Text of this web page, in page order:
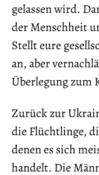
gelassen wird.
der Menschheit
Stellt eure
an, aber
Überlegung zum
Zurück zur
die Flüchtlinge,
denen es sich
handelt. Die